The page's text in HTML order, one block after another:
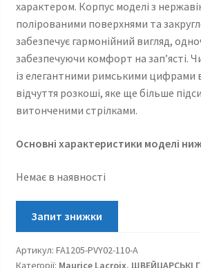
характером. Корпус моделі з
полірованими поверхнями та
забезпечує гармонійний вигляд,
забезпечуючи комфорт на зап’ясті.
із елегантними римськими цифрами
відчуття розкоші, яке ще більше
витонченими стрілками.
Основні характеристики моделі
Немає в наявності
Артикул: FA1205-PVY02-110-A
Категорії: Maurice Lacroix, ШВЕЙЦАРСЬКІ